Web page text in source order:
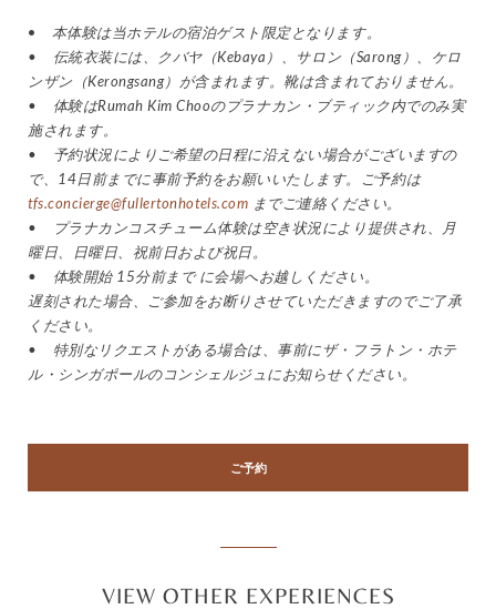
• 本体験は当ホテルの宿泊ゲスト限定となります。
• 伝統衣装には、クバヤ（Kebaya）、サロン（Sarong）、ケロ
ンザン（Kerongsang）が含まれます。靴は含まれておりません。
• 体験はRumah Kim Chooのプラナカン・ブティック内でのみ実
施されます。
• 予約状況によりご希望の日程に沿えない場合がございますの
で、14日前までに事前予約をお願いいたします。ご予約は
tfs.concierge@fullertonhotels.com までご連絡ください。
• プラナカンコスチューム体験は空き状況により提供され、月
曜日、日曜日、祝前日および祝日。
• 体験開始 15分前まで に会場へお越しください。
遅刻された場合、ご参加をお断りさせていただきますのでご了承
ください。
• 特別なリクエストがある場合は、事前にザ・フラトン・ホテ
ル・シンガポールのコンシェルジュにお知らせください。
ご予約
VIEW OTHER EXPERIENCES